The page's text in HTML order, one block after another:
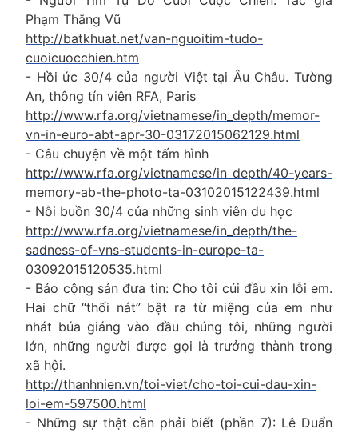
Phạm Thắng Vũ
http://batkhuat.net/van-nguoitim-tudo-
cuoicuocchien.htm
- Hồi ức 30/4 của người Việt tại Âu Châu. Tường
An, thông tín viên RFA, Paris
http://www.rfa.org/vietnamese/in_depth/memor-
vn-in-euro-abt-apr-30-03172015062129.html
- Câu chuyện về một tấm hình
http://www.rfa.org/vietnamese/in_depth/40-years-
memory-ab-the-photo-ta-03102015122439.html
- Nỗi buồn 30/4 của những sinh viên du học
http://www.rfa.org/vietnamese/in_depth/the-
sadness-of-vns-students-in-europe-ta-
03092015120535.html
- Báo cộng sản đưa tin: Cho tôi cúi đầu xin lỗi em.
Hai chữ “thối nát” bật ra từ miệng của em như
nhát búa giáng vào đầu chúng tôi, những người
lớn, những người được gọi là trưởng thành trong
xã hội.
http://thanhnien.vn/toi-viet/cho-toi-cui-dau-xin-
loi-em-597500.html
- Những sự thật cần phải biết (phần 7): Lê Duẩn